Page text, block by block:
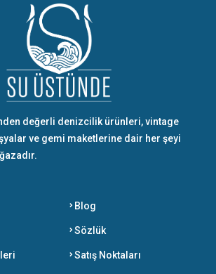
değerli denizcilik ürünleri, vintage
ve gemi maketlerine dair her şeyi
Blog
Sözlük
Satış Noktaları